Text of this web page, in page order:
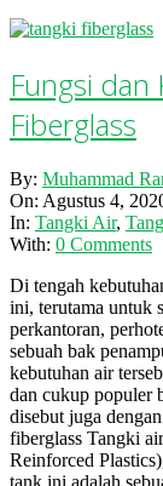
Fungsi dan
Fiberglass
2020-
08-
04
By: Muhammad
On: Agustus 4,
In: Tangki Air,
With: 0 Comments
Di tengah
ini, terutama untuk
perkantoran,
sebuah bak
kebutuhan air
dan cukup populer
disebut juga
fiberglass Tangki
Reinforced